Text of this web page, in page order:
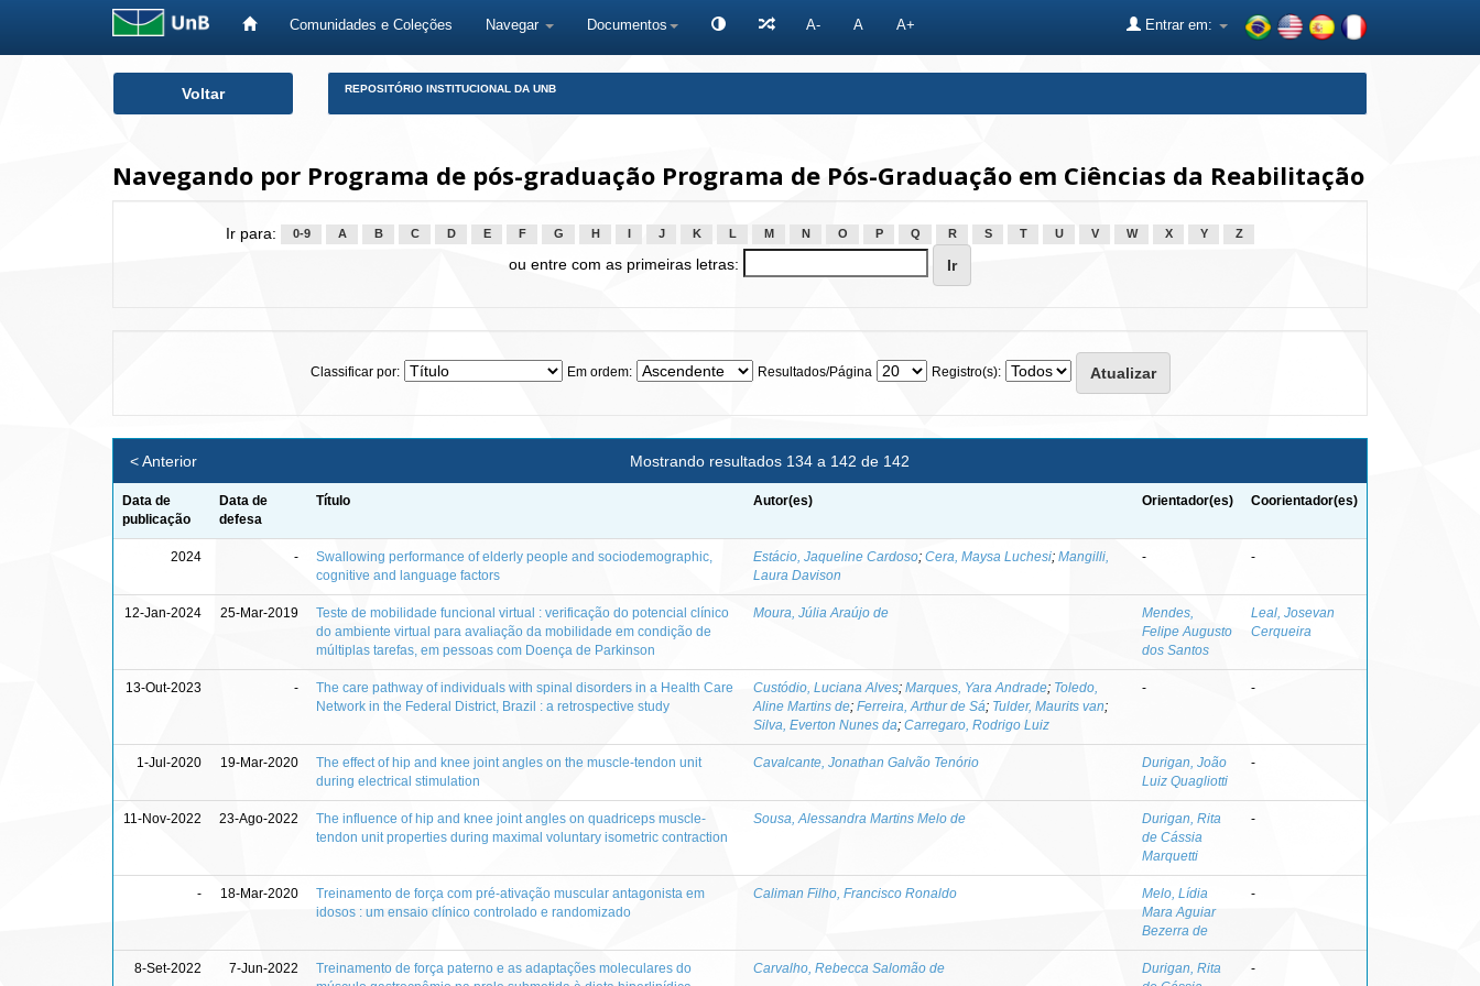
Comunidades e Coleções Navegar Documentos A- A A+ Entrar em:
Voltar REPOSITÓRIO INSTITUCIONAL DA UNB
Navegando por Programa de pós-graduação Programa de Pós-Graduação em Ciências da Reabilitação
Ir para: 0-9 A B C D E F G H J K L M N O P Q R S T U V W X Y Z
ou entre com as primeiras letras:
Classificar por: Em ordem: Resultados/Página Registro(s):
Mostrando resultados 134 a 142 de 142
< Anterior
Data de
publicação
Data de
defesa
Título Autor(es) Orientador(es) Coorientador(es)
2024 -
Swallowing performance of elderly people and sociodemographic,
cognitive and language factors
Estácio, Jaqueline Cardoso; Cera, Maysa Luchesi; Mangilli,
Laura Davison
- -
12-Jan-2024 25-Mar-2019
Teste de mobilidade funcional virtual : verificação do potencial clínico
do ambiente virtual para avaliação da mobilidade em condição de
múltiplas tarefas, em pessoas com Doença de Parkinson
Moura, Júlia Araújo de
Mendes,
Felipe Augusto
dos Santos
Leal, Josevan
Cerqueira
13-Out-2023 -
The care pathway of individuals with spinal disorders in a Health Care
Network in the Federal District, Brazil : a retrospective study
Custódio, Luciana Alves; Marques, Yara Andrade; Toledo,
Aline Martins de; Ferreira, Arthur de Sá; Tulder, Maurits van;
Silva, Everton Nunes da; Carregaro, Rodrigo Luiz
- -
1-Jul-2020 19-Mar-2020
The effect of hip and knee joint angles on the muscle-tendon unit
during electrical stimulation
Cavalcante, Jonathan Galvão Tenório
Durigan, João
Luiz Quagliotti
-
11-Nov-2022 23-Ago-2022
The influence of hip and knee joint angles on quadriceps muscle-
tendon unit properties during maximal voluntary isometric contraction
Sousa, Alessandra Martins Melo de
Durigan, Rita
de Cássia
Marquetti
-
- 18-Mar-2020
Treinamento de força com pré-ativação muscular antagonista em
idosos : um ensaio clínico controlado e randomizado
Caliman Filho, Francisco Ronaldo
Melo, Lídia
Mara Aguiar
Bezerra de
-
8-Set-2022 7-Jun-2022
Treinamento de força paterno e as adaptações moleculares do
Carvalho, Rebecca Salomão de
Durigan, Rita
-